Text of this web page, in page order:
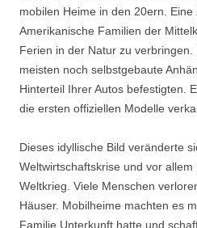
mobilen Heime in den 20ern. Eine
Amerikanische Familien der
Ferien in der Natur zu
meisten noch selbstgebaute
Hinterteil Ihrer Autos befestigten.
die ersten offiziellen Modelle
Dieses idyllische Bild veränderte
Weltwirtschaftskrise und vor
Weltkrieg. Viele Menschen
Häuser. Mobilheime machten es
Familie Unterkunft hatte und